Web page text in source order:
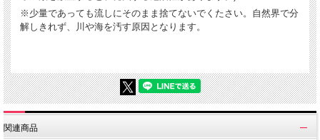
※少量であっても流しにそのまま捨てないでくたさい。自然界で分
解しきれず、川や海を汚す原因となります。
関連商品